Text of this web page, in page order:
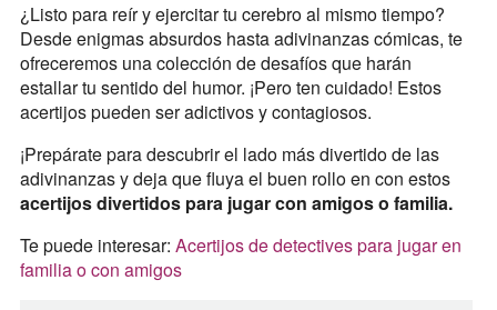
¿Listo para reír y ejercitar tu cerebro al mismo tiempo?
Desde enigmas absurdos hasta adivinanzas cómicas, te
ofreceremos una colección de desafíos que harán
estallar tu sentido del humor. ¡Pero ten cuidado! Estos
acertijos pueden ser adictivos y contagiosos.
¡Prepárate para descubrir el lado más divertido de las
adivinanzas y deja que fluya el buen rollo en con estos
acertijos divertidos para jugar con amigos o familia.
Te puede interesar: Acertijos de detectives para jugar en
familia o con amigos